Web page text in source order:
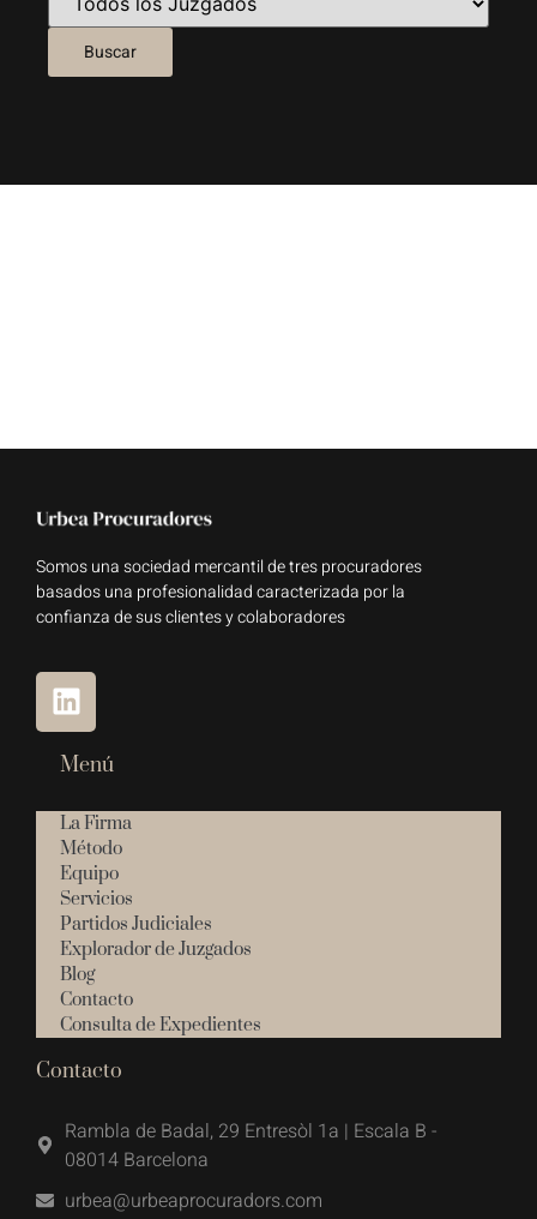
Somos una sociedad mercantil de tres procuradores
basados una profesionalidad caracterizada por la
confianza de sus clientes y colaboradores
Menú
La Firma
Método
Equipo
Servicios
Partidos Judiciales
Explorador de Juzgados
Blog
Contacto
Consulta de Expedientes
Contacto
Rambla de Badal, 29 Entresòl 1a | Escala B -
08014 Barcelona
urbea@urbeaprocuradors.com